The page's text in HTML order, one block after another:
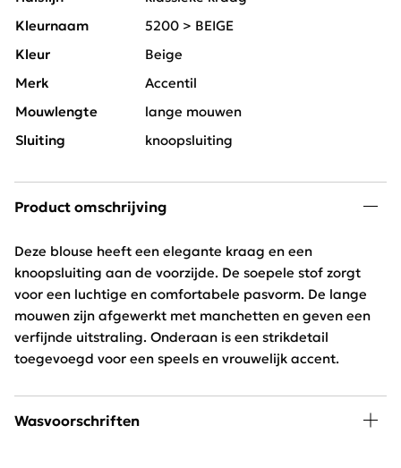
Kleurnaam
5200 > BEIGE
Kleur
Beige
Merk
Accentil
Mouwlengte
lange mouwen
Sluiting
knoopsluiting
Product omschrijving
Deze blouse heeft een elegante kraag en een
knoopsluiting aan de voorzijde. De soepele stof zorgt
voor een luchtige en comfortabele pasvorm. De lange
mouwen zijn afgewerkt met manchetten en geven een
verfijnde uitstraling. Onderaan is een strikdetail
toegevoegd voor een speels en vrouwelijk accent.
Wasvoorschriften